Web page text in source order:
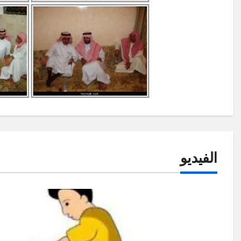
الفيديو